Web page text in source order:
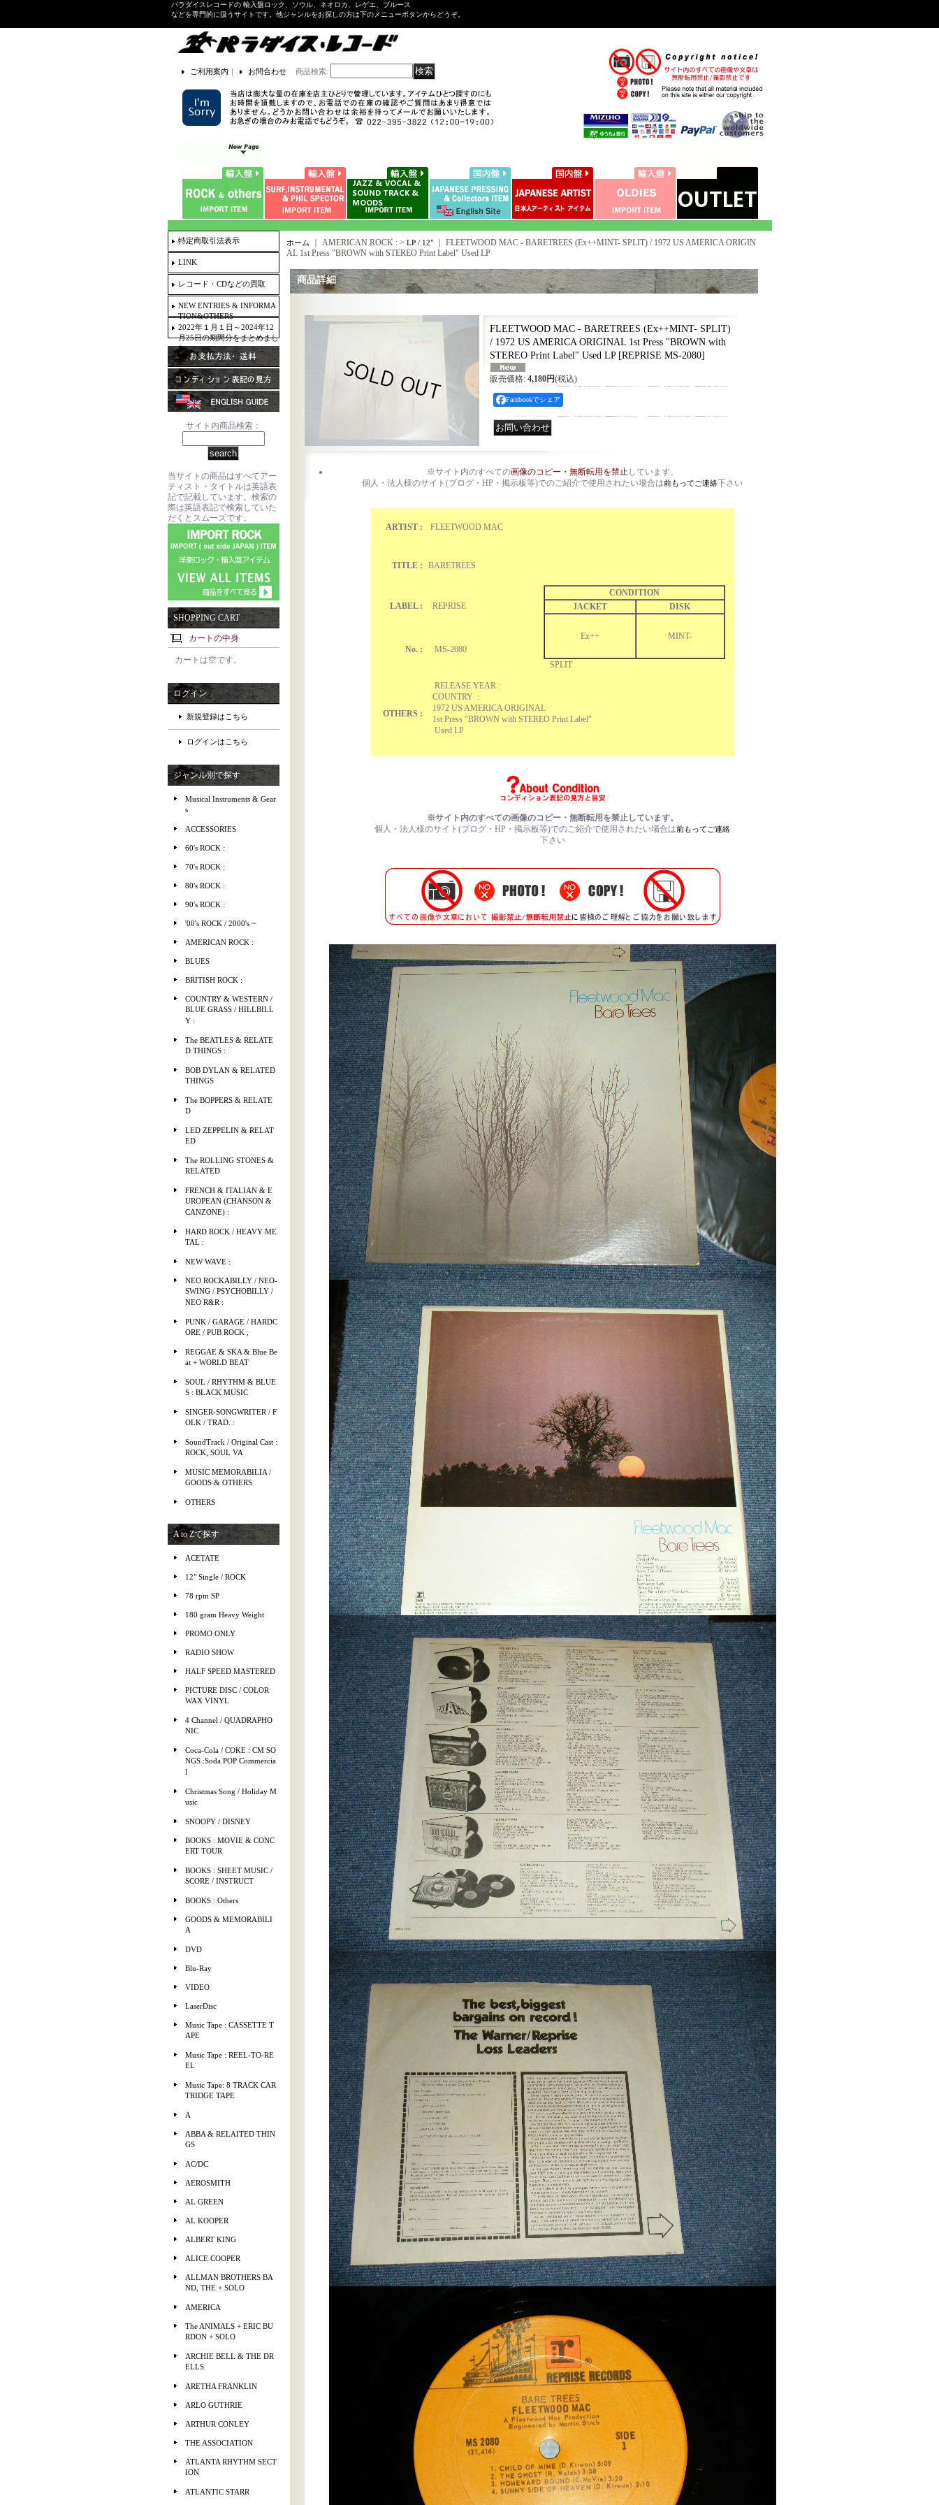
パラダイスレコードの 輸入盤ロック、ソウル、ネオロカ、レゲエ、ブルース
などを専門的に扱うサイトです。他ジャンルをお探しの方は下のメニューボタンからどうぞ。
ご利用案内 ｜ お問合わせ 商品検索:
特定商取引法表示
LINK
レコード・CDなどの買取
NEW ENTRIES & INFORMA
TION&OTHERS
2022年１月１日～2024年12
月25日の期間分をまとめまし
た。
サイト内商品検索：
当サイトの商品はすべてアー
ティスト・タイトルは英語表
記で記載しています。検索の
際は英語表記で検索していた
だくとスムーズです。
SHOPPING CART
カートの中身
カートは空です。
ログイン
新規登録はこちら
ログインはこちら
ジャンル別で探す
Musical Instruments & Gear
s
ACCESSORIES
60's ROCK :
70's ROCK :
80's ROCK :
90's ROCK :
'00's ROCK / 2000's ~
AMERICAN ROCK :
BLUES
BRITISH ROCK :
COUNTRY & WESTERN /
BLUE GRASS / HILLBILL
Y :
The BEATLES & RELATE
D THINGS :
BOB DYLAN & RELATED
THINGS
The BOPPERS & RELATE
D
LED ZEPPELIN & RELAT
ED
The ROLLING STONES &
RELATED
FRENCH & ITALIAN & E
UROPEAN (CHANSON &
CANZONE) :
HARD ROCK / HEAVY ME
TAL :
NEW WAVE :
NEO ROCKABILLY / NEO-
SWING / PSYCHOBILLY /
NEO R&R :
PUNK / GARAGE / HARDC
ORE / PUB ROCK ;
REGGAE & SKA & Blue Be
at + WORLD BEAT
SOUL / RHYTHM & BLUE
S : BLACK MUSIC
SINGER-SONGWRITER / F
OLK / TRAD. :
SoundTrack / Original Cast :
ROCK, SOUL VA
MUSIC MEMORABILIA /
GOODS & OTHERS
OTHERS
A to Zで探す
ACETATE
12" Single / ROCK
78 rpm SP
180 gram Heavy Weight
PROMO ONLY
RADIO SHOW
HALF SPEED MASTERED
PICTURE DISC / COLOR
WAX VINYL
4 Channel / QUADRAPHO
NIC
Coca-Cola / COKE : CM SO
NGS :Soda POP Commercia
l
Christmas Song / Holiday M
usic
SNOOPY / DISNEY
BOOKS : MOVIE & CONC
ERT TOUR
BOOKS : SHEET MUSIC /
SCORE / INSTRUCT
BOOKS : Others
GOODS & MEMORABILI
A
DVD
Blu-Ray
VIDEO
LaserDisc
Music Tape : CASSETTE T
APE
Music Tape : REEL-TO-RE
EL
Music Tape: 8 TRACK CAR
TRIDGE TAPE
A
ABBA & RELAITED THIN
GS
AC/DC
AEROSMITH
AL GREEN
AL KOOPER
ALBERT KING
ALICE COOPER
ALLMAN BROTHERS BA
ND, THE + SOLO
AMERICA
The ANIMALS + ERIC BU
RDON + SOLO
ARCHIE BELL & THE DR
ELLS
ARETHA FRANKLIN
ARLO GUTHRIE
ARTHUR CONLEY
THE ASSOCIATION
ATLANTA RHYTHM SECT
ION
ATLANTIC STARR
ホーム ｜ AMERICAN ROCK : > LP / 12"｜ FLEETWOOD MAC - BARETREES (Ex++MINT- SPLIT) / 1972 US AMERICA ORIGIN
AL 1st Press "BROWN with STEREO Print Label" Used LP
商品詳細
FLEETWOOD MAC - BARETREES (Ex++MINT- SPLIT)
/ 1972 US AMERICA ORIGINAL 1st Press "BROWN with
STEREO Print Label" Used LP [REPRISE MS-2080]
販売価格: 4,180円(税込)
Facebookでシェア
※サイト内のすべての画像のコピー・無断転用を禁止 しています。
個人・法人様のサイト(ブログ・HP・掲示板等)でのご紹介で使用されたい場合は前もってご連絡下さい
ARTIST : FLEETWOOD MAC
TITLE : BARETREES
LABEL : REPRISE
CONDITION
JACKET
DISK
Ex++ MINT-
SPLIT
No. : MS-2080
OTHERS :
RELEASE YEAR :
COUNTRY :
1972 US AMERICA ORIGINAL
1st Press "BROWN with STEREO Print Label"
Used LP
※サイト内のすべての画像のコピー・無断転用を禁止しています。
個人・法人様のサイト(ブログ・HP・掲示板等)でのご紹介で使用されたい場合は前もってご連絡
下さい